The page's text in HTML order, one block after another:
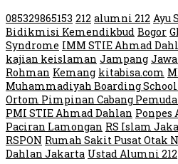
085329865153 212 alumni 212 Ayu
Bidikmisi Kemendikbud Bogor
Syndrome IMM STIE Ahmad
kajian keislaman Jampang
Rohman Kemang kitabisa.com
Muhammadiyah Boarding
Ortom Pimpinan Cabang
PMI STIE Ahmad Dahlan Ponpes
Paciran Lamongan RS Islam
RSPON Rumah Sakit Pusat Otak
Dahlan Jakarta Ustad Alumni 212